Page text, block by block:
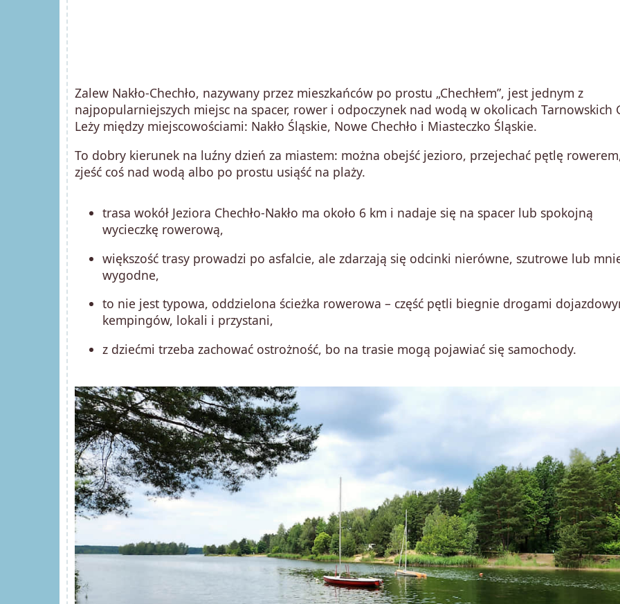
Zalew Nakło-Chechło, nazywany przez mieszkańców po prostu „Chechłem”, jest jednym z
najpopularniejszych miejsc na spacer, rower i odpoczynek nad wodą w okolicach Tarnowskich
Leży między miejscowościami: Nakło Śląskie, Nowe Chechło i Miasteczko Śląskie.
To dobry kierunek na luźny dzień za miastem: można obejść jezioro, przejechać pętlę
zjeść coś nad wodą albo po prostu usiąść na plaży.
trasa wokół Jeziora Chechło-Nakło ma około 6 km i nadaje się na spacer lub spokojną
wycieczkę rowerową,
większość trasy prowadzi po asfalcie, ale zdarzają się odcinki nierówne, szutrowe lub
wygodne,
to nie jest typowa, oddzielona ścieżka rowerowa – część pętli biegnie drogami
kempingów, lokali i przystani,
z dziećmi trzeba zachować ostrożność, bo na trasie mogą pojawiać się samochody.